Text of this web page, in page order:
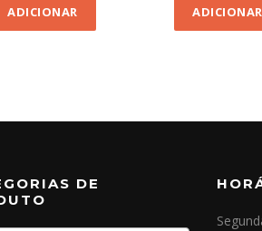
ADICIONAR ADICIONAR
DE